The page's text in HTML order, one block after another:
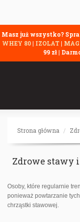
Masz już wszystko?
WHEY 80| IZOLAT|
99 zł |
Strona główna
Zdrowe stawy
Osoby, które regularnie
ponieważ powtarzanie
chrząstki stawowej.